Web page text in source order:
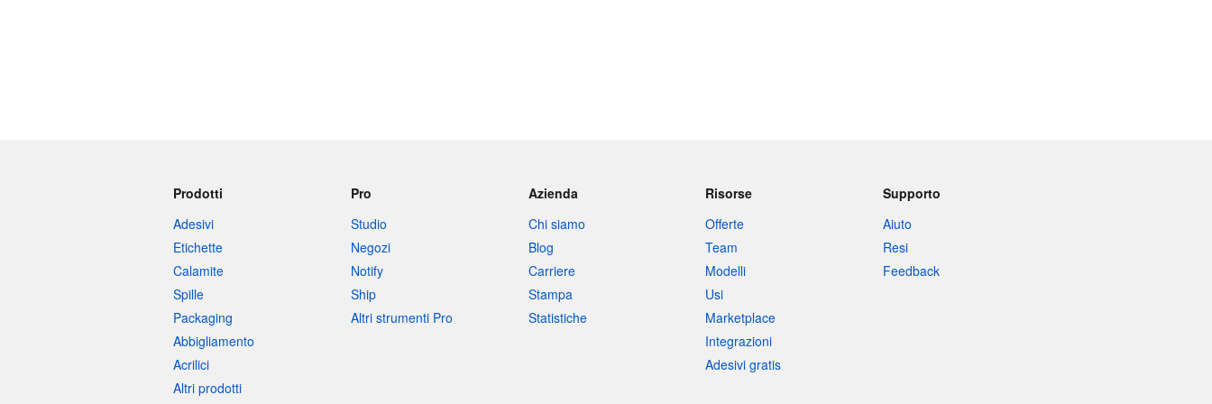
Prodotti
Adesivi
Etichette
Calamite
Spille
Packaging
Abbigliamento
Acrilici
Altri prodotti
Pro
Studio
Negozi
Notify
Ship
Altri strumenti Pro
Azienda
Chi siamo
Blog
Carriere
Stampa
Statistiche
Risorse
Offerte
Team
Modelli
Usi
Marketplace
Integrazioni
Adesivi gratis
Supporto
Aiuto
Resi
Feedback